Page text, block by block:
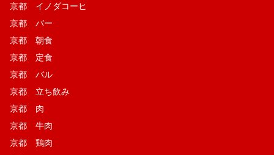
京都 イノダコーヒ
京都 バー
京都 朝食
京都 定食
京都 バル
京都 立ち飲み
京都 肉
京都 牛肉
京都 鶏肉